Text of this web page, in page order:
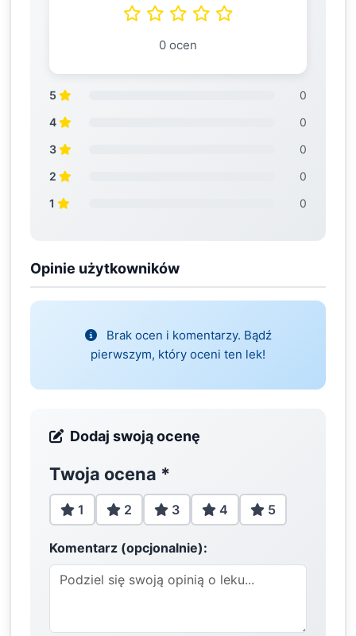
0 ocen
5
0
4
0
3
0
2
0
1
0
Opinie użytkowników
Brak ocen i komentarzy. Bądź
pierwszym, który oceni ten lek!
Dodaj swoją ocenę
Twoja ocena *
1 2 3 4 5
Komentarz (opcjonalnie):